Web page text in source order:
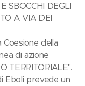
SBOCCHI DEGLI
A VIA DEI
della
di azione
TERRITORIALE".
Eboli prevede un